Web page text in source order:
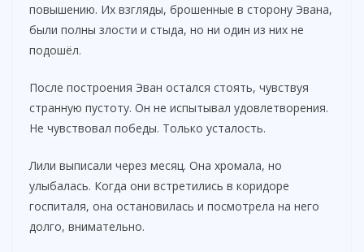
повышению. Их взгляды, брошенные в сторону Эвана,
были полны злости и стыда, но ни один из них не
подошёл.
После построения Эван остался стоять, чувствуя
странную пустоту. Он не испытывал удовлетворения.
Не чувствовал победы. Только усталость.
Лили выписали через месяц. Она хромала, но
улыбалась. Когда они встретились в коридоре
госпиталя, она остановилась и посмотрела на него
долго, внимательно.